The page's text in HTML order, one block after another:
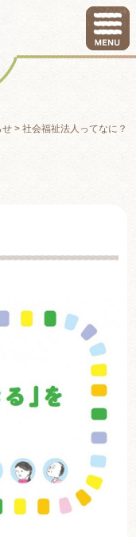
せ> 社会福祉法人ってなに？